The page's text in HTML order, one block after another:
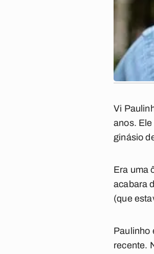
Vi
anos.
ginásio
Era uma
acabara
(que
Paulinho
recente.